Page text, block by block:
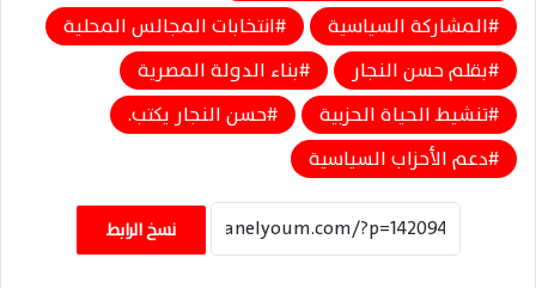
المشاركة السياسية
انتخابات المجالس المحلية
بقلم حسن النجار
بناء الدولة المصرية
تنشيط الحياة الحزبية
حسن النجار يكتب.
دعم الأحزاب السياسية
نسخ الرابط